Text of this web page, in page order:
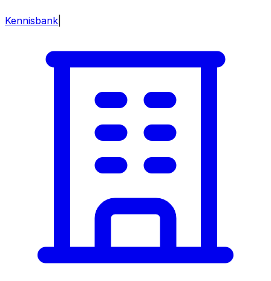
Kennisbank